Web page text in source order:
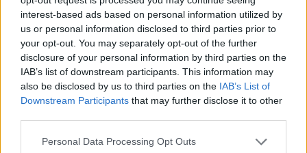
interest-based ads based on personal information utilized by
us or personal information disclosed to third parties prior to
your opt-out. You may separately opt-out of the further
disclosure of your personal information by third parties on the
IAB’s list of downstream participants. This information may
also be disclosed by us to third parties on the IAB’s List of
Downstream Participants that may further disclose it to other
Personal Data Processing Opt Outs
Σύμφωνα με το Κέντρο Πληροφόρησης Εργαζομένων και
Ανέργων (ΚΕΠΕ), η Μεγάλη...
ΡΟΗ ΕΙΔΗΣΕΩΝ
απόφαση Αλαφούζου